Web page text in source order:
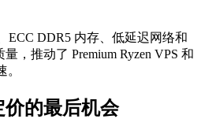
ECC DDR5 内存、低延迟网络和
，推动了 Premium Ryzen VPS 和
。
的最后机会